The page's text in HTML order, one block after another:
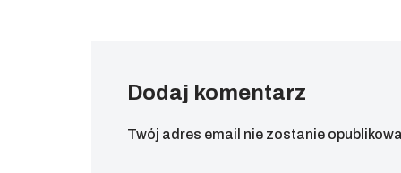
Dodaj komentarz
Twój adres email nie zostanie